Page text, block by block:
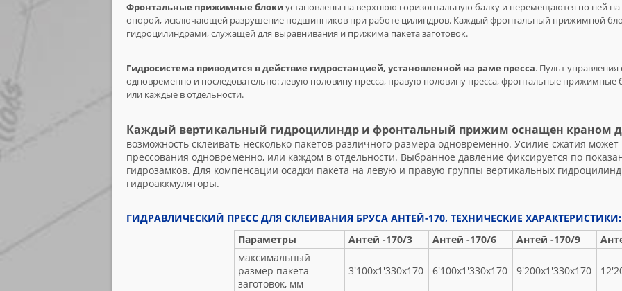
Фронтальные прижимные блокиустановлены на верхнюю горизонтальную балку и перемещаются по ней
опорой, исключающей разрушение подшипников при работе цилиндров. Каждый фронтальный прижимной
гидроцилиндрами, служащей для выравнивания и прижима пакета заготовок.
Гидросистема приводится в действие гидростанцией, установленной на раме пресса. Пульт
одновременно и последовательно: левую половину пресса, правую половину пресса, фронтальные
или каждые в отдельности.
Каждый вертикальный гидроцилиндр и фронтальный прижим оснащен краном
возможность склеивать несколько пакетов различного размера одновременно. Усилие сжатия может
прессования одновременно, или каждом в отдельности. Выбранное давление фиксируется по
гидрозамков. Для компенсации осадки пакета на левую и правую группы вертикальных
гидроаккмуляторы.
ГИДРАВЛИЧЕСКИЙ ПРЕСС ДЛЯ СКЛЕИВАНИЯ БРУСА АНТЕЙ-170, ТЕХНИЧЕСКИЕ ХАРАКТЕРИСТИКИ:
Параметры
Антей -170/3 Антей -170/6 Антей -170/9
максимальный
размер пакета
заготовок, мм
3'100х1'330х170 6'100х1'330х170 9'200х1'330х170